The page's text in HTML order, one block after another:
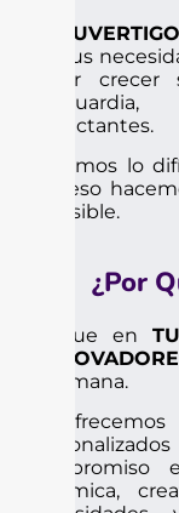
TUVERTIGO
y a sus
hacer
impactantes.
Sabemos lo
por eso
accesible.
¿Por
Porque en
y humana.
Te
dinámica,